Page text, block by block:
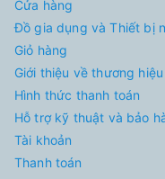
Cửa hàng
Đồ gia dụng và Thiết bị
Giỏ hàng
Giới thiệu về thương
Hình thức thanh toán
Hỗ trợ kỹ thuật và bảo
Tài khoản
Thanh toán